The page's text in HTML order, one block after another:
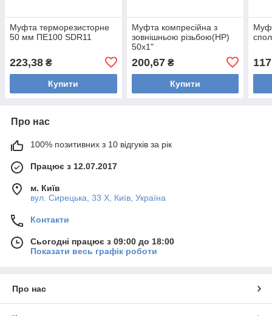
Муфта терморезисторне
50 мм ПЕ100 SDR11
223,38 ₴
Купити
Муфта компресійна з
зовнішньою різьбою(НР)
50х1"
200,67₴
Купити
Про нас
100% позитивних з 10 відгуків за рік
Працює з 12.07.2017
м. Київ
вул. Сирецька, 33 Х, Київ, Україна
Контакти
Сьогодні працює з 09:00 до 18:00
Показати весь графік роботи
Про нас